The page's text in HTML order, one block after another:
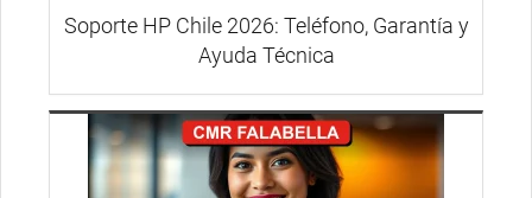
Soporte HP Chile 2026: Teléfono, Garantía y
Ayuda Técnica